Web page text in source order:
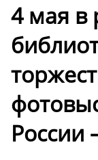
4 мая в
России